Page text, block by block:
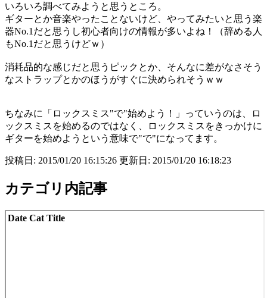
いろいろ調べてみようと思うところ。
ギターとか音楽やったことないけど、やってみたいと思う楽
器No.1だと思うし初心者向けの情報が多いよね！（辞める人
もNo.1だと思うけどｗ）
消耗品的な感じだと思うピックとか、そんなに差がなさそう
なストラップとかのほうがすぐに決められそうｗｗ
ちなみに「ロックスミス"で"始めよう！」っていうのは、ロ
ックスミスを始めるのではなく、ロックスミスをきっかけに
ギターを始めようという意味で"で"になってます。
投稿日: 2015/01/20 16:15:26 更新日: 2015/01/20 16:18:23
カテゴリ内記事